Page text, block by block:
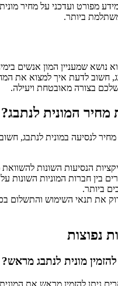
מפורט ועדכני על מחיר מונית
ביותר.
נושא שמעניין המון אנשים
חשוב לדעת איך למצוא את
בצורה מאובטחת ויעילה.
המונית לנתבג?
לנסיעה במונית לנתבג,
הנסיעות השונות להשוואת
בין חברות המוניות השונות
ביותר.
את תנאי השימוש והתשלום
נפוצות
מונית לנתבג מראש?
ניתן להזמין מראש את